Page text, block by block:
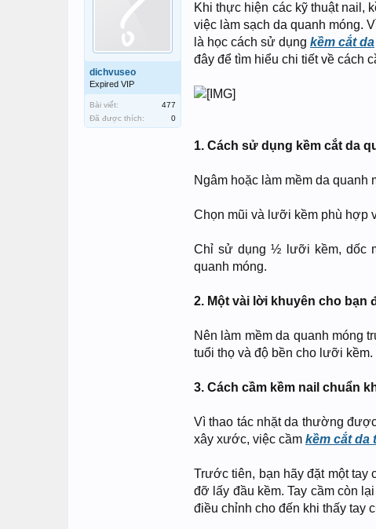
dichvuseo
Expired VIP
Bài viết:
477
Đã được thích:
0
Khi thực hiện các kỹ thuật nail,
việc làm sạch da quanh móng.
là học cách sử dụng kềm cắt da
đây để tìm hiểu chi tiết về cách
1. Cách sử dụng kềm cắt da
Ngâm hoặc làm mềm da
Chọn mũi và lưỡi kềm phù hợp
Chỉ sử dụng ½ lưỡi kềm, dốc
quanh móng.
2. Một vài lời khuyên cho bạn
Nên làm mềm da quanh móng
tuổi thọ và độ bền cho lưỡi kềm.
3. Cách cầm kềm nail chuẩn
Vì thao tác nhặt da thường
xây xước, việc cầm kềm cắt da
Trước tiên, bạn hãy đặt một tay
đỡ lấy đầu kềm. Tay cầm còn
điều chỉnh cho đến khi thấy tay